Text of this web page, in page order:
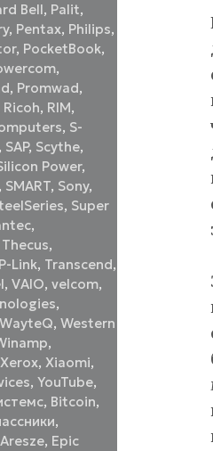
Bell, Palit,
, Pentax, Philips,
, PocketBook,
,
, Promwad,
Ricoh, RIM,
, S-
, SAP, Scythe,
Power,
, SMART, Sony,
, Super
,
Thecus,
Link, Transcend,
,VAIO,velcom,
,
WayteQ,Western
,
Xerox,Xiaomi,
,YouTube,
, Вitcoin,
,
Aresze, Epic